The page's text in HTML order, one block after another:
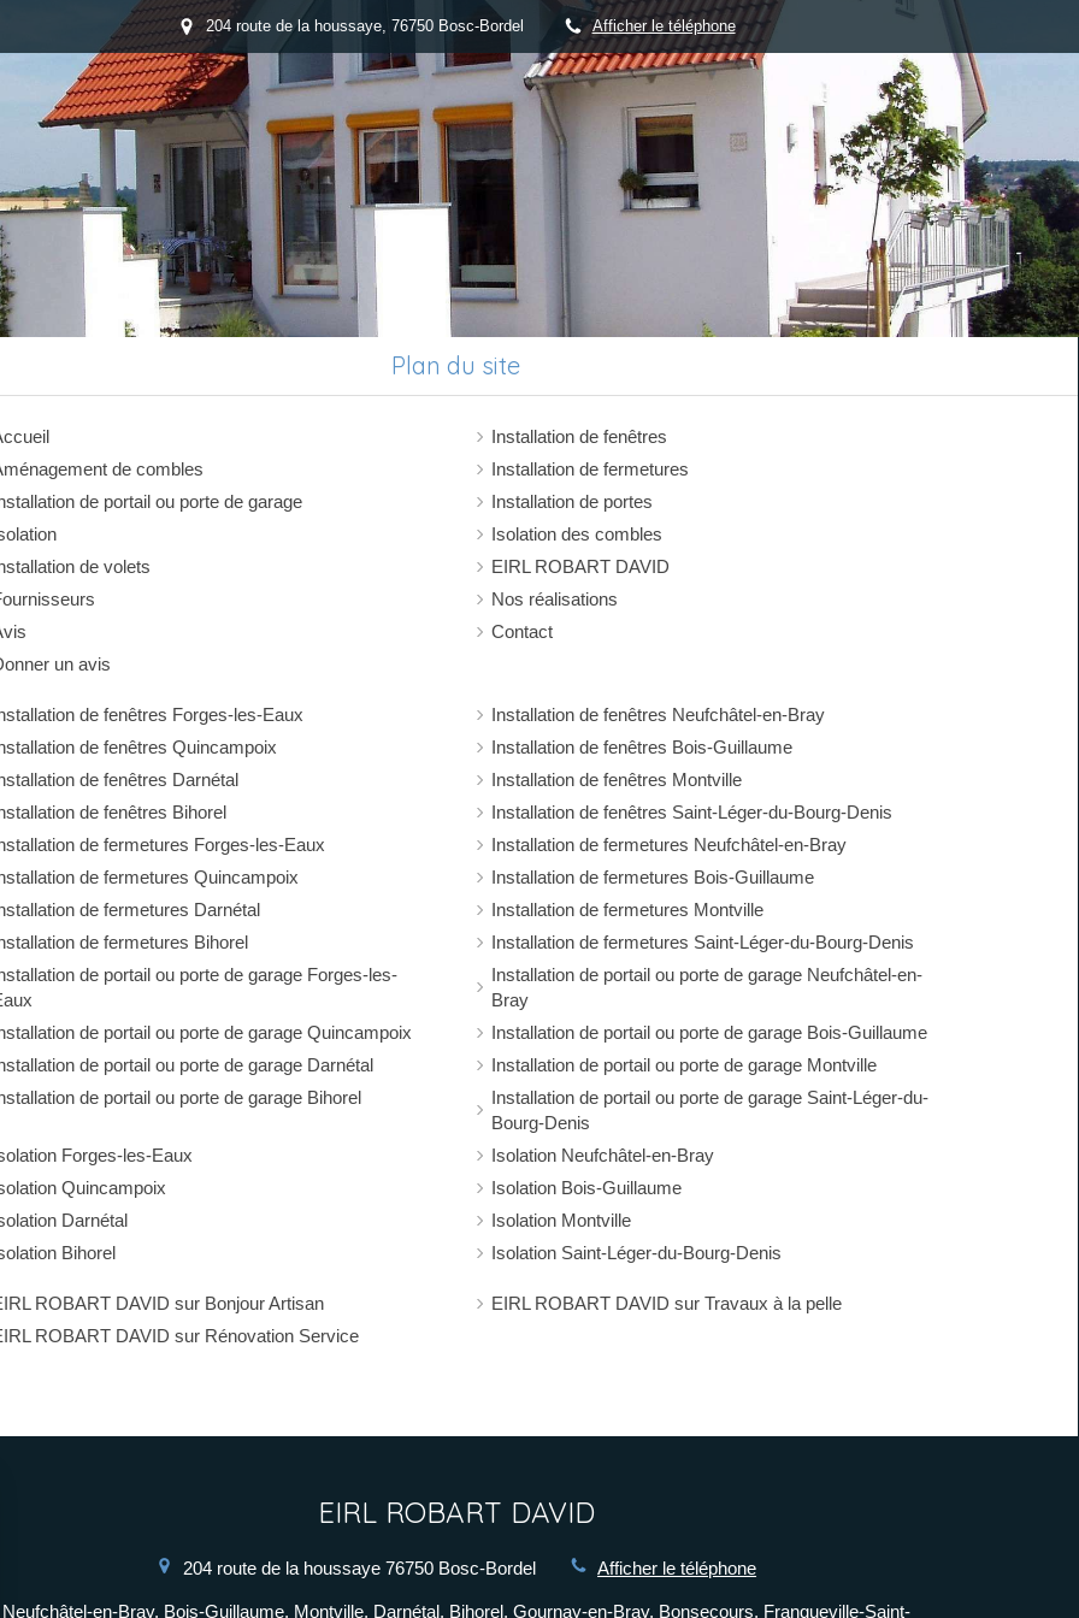
204 route de la houssaye, 76750 Bosc-Bordel Afficher le téléphone
Plan du site
Installation de fenêtres
de combles
Installation de fermetures
de portail ou porte de garage
Installation de portes
Isolation des combles
de volets
EIRL ROBART DAVID
Nos réalisations
Contact
un avis
de fenêtres Forges-les-Eaux
Installation de fenêtres Neufchâtel-en-Bray
de fenêtres Quincampoix
Installation de fenêtres Bois-Guillaume
de fenêtres Darnétal
Installation de fenêtres Montville
de fenêtres Bihorel
Installation de fenêtres Saint-Léger-du-Bourg-Denis
de fermetures Forges-les-Eaux
Installation de fermetures Neufchâtel-en-Bray
de fermetures Quincampoix
Installation de fermetures Bois-Guillaume
de fermetures Darnétal
Installation de fermetures Montville
de fermetures Bihorel
Installation de fermetures Saint-Léger-du-Bourg-Denis
de portail ou porte de garage Forges-les-
Installation de portail ou porte de garage Neufchâtel-en-
Bray
de portail ou porte de garage Quincampoix
Installation de portail ou porte de garage Bois-Guillaume
de portail ou porte de garage Darnétal
Installation de portail ou porte de garage Montville
de portail ou porte de garage Bihorel
Installation de portail ou porte de garage Saint-Léger-du-
Bourg-Denis
Forges-les-Eaux
Isolation Neufchâtel-en-Bray
Quincampoix
Isolation Bois-Guillaume
Darnétal
Isolation Montville
Bihorel
Isolation Saint-Léger-du-Bourg-Denis
ROBART DAVID sur Bonjour Artisan
EIRL ROBART DAVID sur Travaux à la pelle
ROBART DAVID sur Rénovation Service
EIRL ROBART DAVID
204 route de la houssaye 76750 Bosc-Bordel Afficher le téléphone
Neufchâtel-en-Bray, Bois-Guillaume, Montville, Darnétal, Bihorel, Gournay-en-Bray, Bonsecours, Franqueville-Saint-